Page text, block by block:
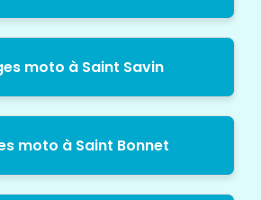
moto à Saint Savin
moto à Saint Bonnet